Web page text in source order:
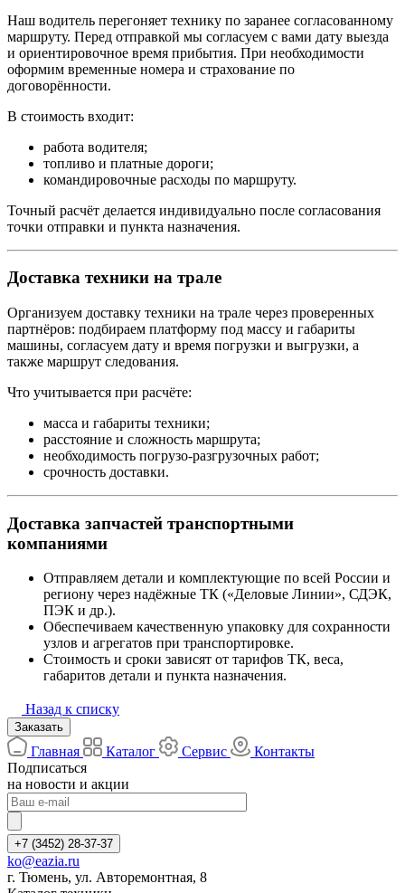
Наш водитель перегоняет технику по заранее согласованному
маршруту. Перед отправкой мы согласуем с вами дату выезда
и ориентировочное время прибытия. При необходимости
оформим временные номера и страхование по
договорённости.
В стоимость входит:
работа водителя;
топливо и платные дороги;
командировочные расходы по маршруту.
Точный расчёт делается индивидуально после согласования
точки отправки и пункта назначения.
Доставка техники на трале
Организуем доставку техники на трале через проверенных
партнёров: подбираем платформу под массу и габариты
машины, согласуем дату и время погрузки и выгрузки, а
также маршрут следования.
Что учитывается при расчёте:
масса и габариты техники;
расстояние и сложность маршрута;
необходимость погрузо-разгрузочных работ;
срочность доставки.
Доставка запчастей транспортными
компаниями
Отправляем детали и комплектующие по всей России и
региону через надёжные ТК («Деловые Линии», СДЭК,
ПЭК и др.).
Обеспечиваем качественную упаковку для сохранности
узлов и агрегатов при транспортировке.
Стоимость и сроки зависят от тарифов ТК, веса,
габаритов детали и пункта назначения.
Назад к списку
Заказать
Главная Каталог Сервис
Контакты
Подписаться
на новости и акции
+7 (3452) 28-37-37
ko@eazia.ru
г. Тюмень, ул. Авторемонтная, 8